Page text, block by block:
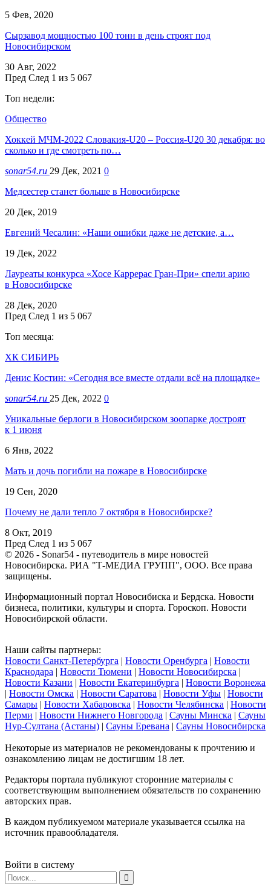
5 Фев, 2020
Сырзавод мощностью 100 тонн в день строят под
Новосибирском
30 Авг, 2022
Пред След 1 из 5 067
Топ недели:
Общество
Хоккей МЧМ-2022 Словакия-U20 – Россия-U20 30 декабря: во
сколько и где смотреть по…
sonar54.ru 29 Дек, 2021 0
Медсестер станет больше в Новосибирске
20 Дек, 2019
Евгений Чесалин: «Наши ошибки даже не детские, а…
19 Дек, 2022
Лауреаты конкурса «Хосе Каррерас Гран-При» спели арию
в Новосибирске
28 Дек, 2020
Пред След 1 из 5 067
Топ месяца:
ХК СИБИРЬ
Денис Костин: «Сегодня все вместе отдали всё на площадке»
sonar54.ru 25 Дек, 2022 0
Уникальные берлоги в Новосибирском зоопарке достроят
к 1 июня
6 Янв, 2022
Мать и дочь погибли на пожаре в Новосибирске
19 Сен, 2020
Почему не дали тепло 7 октября в Новосибирске?
8 Окт, 2019
Пред След 1 из 5 067
© 2026 - Sonar54 - путеводитель в мире новостей
Новосибирска. РИА "Т-МЕДИА ГРУПП", ООО. Все права
защищены.
Информационный портал Новосибиска и Бердска. Новости
бизнеса, политики, культуры и спорта. Гороскоп. Новости
Новосибирской области.
Наши сайты партнеры:
Новости Санкт-Петербурга | Новости Оренбурга | Новости
Краснодара | Новости Тюмени | Новости Новосибирска |
Новости Казани | Новости Екатеринбурга | Новости Воронежа
| Новости Омска | Новости Саратова | Новости Уфы | Новости
Самары | Новости Хабаровска | Новости Челябинска | Новости
Перми | Новости Нижнего Новгорода | Сауны Минска | Сауны
Нур-Султана (Астаны) | Сауны Еревана | Сауны Новосибирска
Некоторые из материалов не рекомендованы к прочтению и
ознакомлению лицам не достигшим 18 лет.
Редакторы портала публикуют сторонние материалы с
соответствующим выполнением обязательств по сохранению
авторских прав.
В каждом публикуемом материале указывается ссылка на
источник правообладателя.
Войти в систему